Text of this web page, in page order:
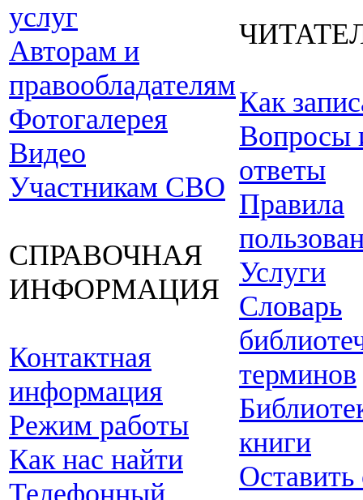
услуг
Авторам и
правообладателям
Фотогалерея
Видео
Участникам СВО
СПРАВОЧНАЯ
ИНФОРМАЦИЯ
Контактная
информация
Режим работы
Как нас найти
Телефонный
Как
Вопросы
ответы
Правила
Услуги
Словарь
терминов
книги
Оставить